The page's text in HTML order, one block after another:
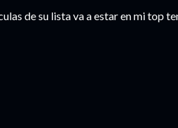
de su lista va a estar en mi top